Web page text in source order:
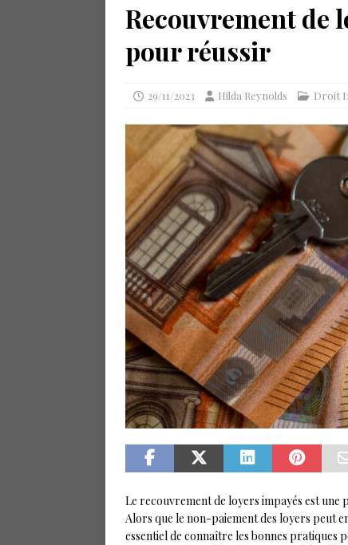
Recouvrement de
pour réussir
29/11/2023 Hilda Reynolds Droit
Le recouvrement de loyers impayés est
Alors que le non-paiement des loyers peut
essentiel de connaître les bonnes pratiques